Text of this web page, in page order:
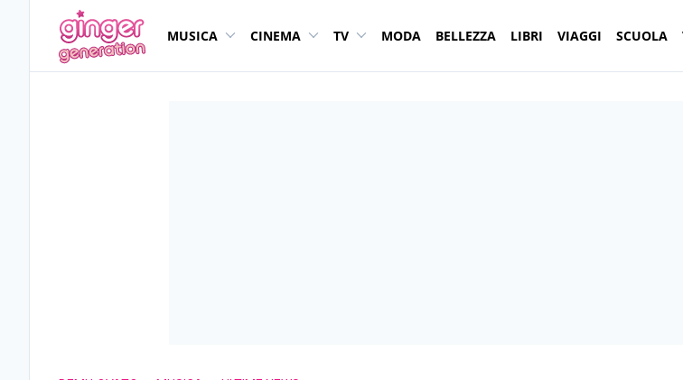
MUSICA CINEMA TV MODA BELLEZZA LIBRI VIAGGI SCUOLA